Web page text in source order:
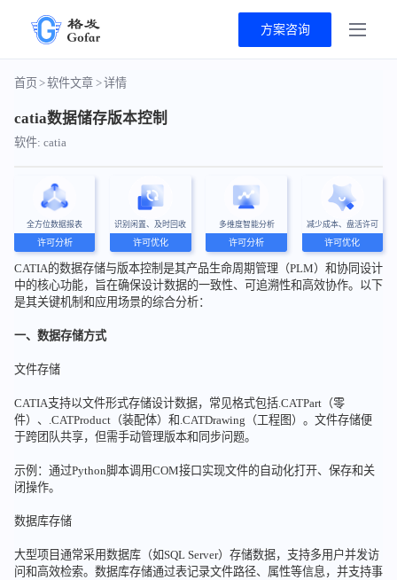
方案咨询
首页>软件文章 >详情
catia数据储存版本控制
软件: catia
全方位数据报表
许可分析
识别闲置、及时回收
许可优化
多维度智能分析
许可分析
减少成本、盘活许可
许可优化
CATIA的数据存储与版本控制是其产品生命周期管理（PLM）和协同设计
中的核心功能，旨在确保设计数据的一致性、可追溯性和高效协作。以下
是其关键机制和应用场景的综合分析：
一、数据存储方式
文件存储
CATIA支持以文件形式存储设计数据，常见格式包括.CATPart（零
件）、.CATProduct（装配体）和.CATDrawing（工程图）。文件存储便
于跨团队共享，但需手动管理版本和同步问题。
示例：通过Python脚本调用COM接口实现文件的自动化打开、保存和关
闭操作。
数据库存储
大型项目通常采用数据库（如SQL Server）存储数据，支持多用户并发访
问和高效检索。数据库存储通过表记录文件路径、属性等信息，并支持事